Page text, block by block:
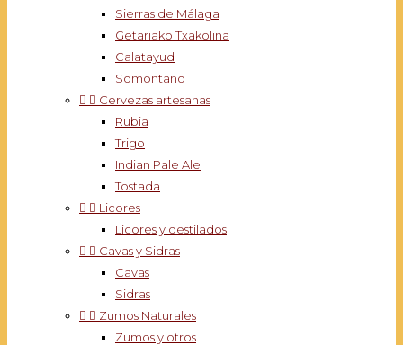
Sierras de Málaga
Getariako Txakolina
Calatayud
Somontano
  Cervezas artesanas
Rubia
Trigo
Indian Pale Ale
Tostada
  Licores
Licores y destilados
  Cavas y Sidras
Cavas
Sidras
  Zumos Naturales
Zumos y otros